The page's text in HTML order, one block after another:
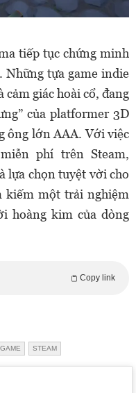
tiếp tục chứng minh
Những tựa game indie
giác hoài cổ, đang
của platformer 3D
ông lớn AAA. Với việc
phí trên Steam,
lựa chọn tuyệt vời cho
kiếm một trải nghiệm
hoàng kim của dòng
Copy link
STEAM